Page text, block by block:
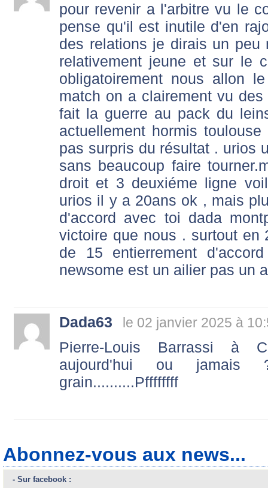
pour revenir a l'arbitre vu le
pense qu'il est inutile d'en
des relations je dirais un
relativement jeune et sur le
obligatoirement nous allon
match on a clairement vu
fait la guerre au pack du
actuellement hormis
pas surpris du résultat . urios
sans beaucoup faire
droit et 3 deuxiéme ligne
urios il y a 20ans ok , mais
d'accord avec toi dada
victoire que nous . surtout en
de 15 entierrement
newsome est un ailier pas un
Dada63 le 02 janvier 2025 à
Pierre-Louis Barrassi à
aujourd'hui ou jamais
grain..........Pffffffff
Abonnez-vous aux news...
- Sur facebook :